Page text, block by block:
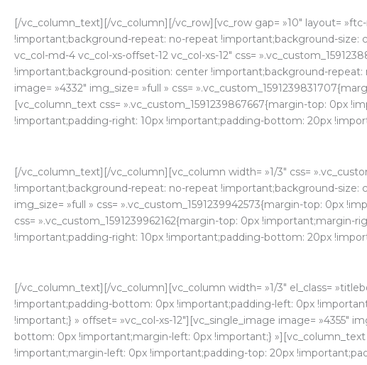
[/vc_column_text][/vc_column][/vc_row][vc_row gap= »10″ layout=
!important;background-repeat: no-repeat !important;background-size:
vc_col-md-4 vc_col-xs-offset-12 vc_col-xs-12″ css=
!important;background-position: center !important;background-
image= »4332″ img_size= »full » css=
[vc_column_text css= ».vc_custom_1591239867667{margin-top:
!important;padding-right: 10px !important;padding-bottom: 20px
[/vc_column_text][/vc_column][vc_column width= »1/3″ css=
!important;background-repeat: no-repeat !important;background-size:
img_size= »full » css= ».vc_custom_1591239942573{margin-top:
css= ».vc_custom_1591239962162{margin-top: 0px
!important;padding-right: 10px !important;padding-bottom: 20px
[/vc_column_text][/vc_column][vc_column width= »1/3″ el_class=
!important;padding-bottom: 0px !important;padding-left: 0px
!important;} » offset= »vc_col-xs-12″][vc_single_image image=
bottom: 0px !important;margin-left: 0px !important;}
!important;margin-left: 0px !important;padding-top: 20px